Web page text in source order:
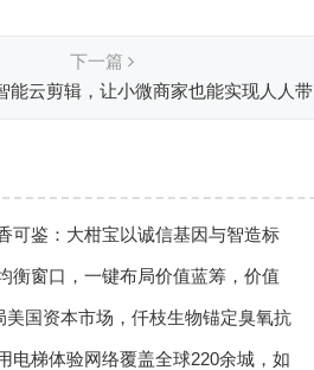
下一篇
能云剪辑，让小微商家也能实现人人带
可鉴：大柑宝以诚信基因与智造标
皮高质量发展
衡窗口，一键布局价值蓝筹，价值
售
美国资本市场，仟枝生物锚定臭氧抗
电梯体验网络覆盖全球220余城，如